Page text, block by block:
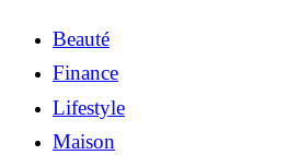
Beauté
Finance
Lifestyle
Maison